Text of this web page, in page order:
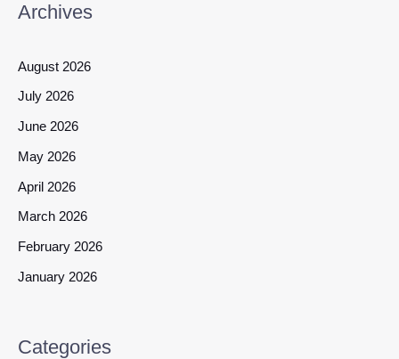
Archives
August 2026
July 2026
June 2026
May 2026
April 2026
March 2026
February 2026
January 2026
Categories